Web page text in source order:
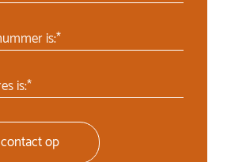
is:*
is:*
op